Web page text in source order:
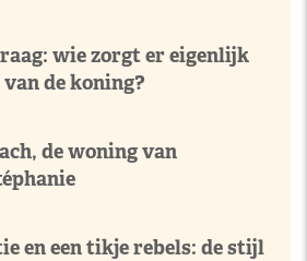
wie zorgt er eigenlijk
de koning?
de woning van
en een tikje rebels: de stijl